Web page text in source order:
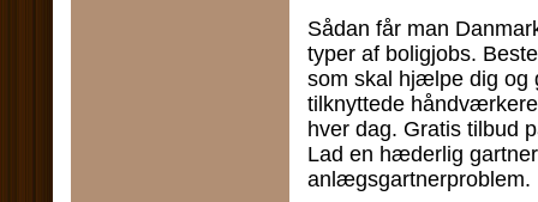
Sådan får man
typer af boligjobs.
som skal hjælpe dig og
tilknyttede
hver dag. Gratis tilbud
Lad en hæderlig
anlægsgartnerproblem.